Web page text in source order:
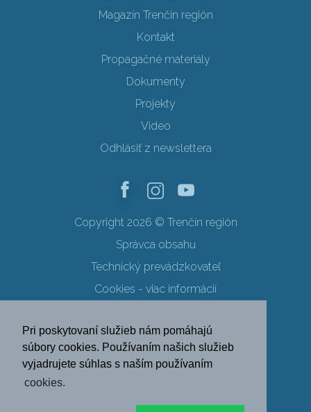
Pri poskytovaní služieb nám pomáhajú
súbory cookies. Používaním našich služieb
vyjadrujete súhlas s naším používaním
cookies.
Magazín Trenčín región
Kontakt
Propagačné materiály
Dokumenty
Projekty
Video
Odhlásiť z newslettera
Copyright 2026 © Trenčín región
Správca obsahu
Technický prevádzkovateľ
Cookies - viac informácií
Ochrana osobných údajov
SK EN DE
PL